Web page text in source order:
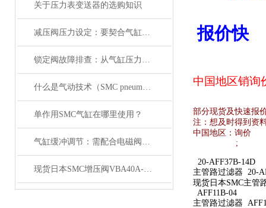
关于压力表变送器的选购知识
减压阀压力设定：要契合气缸负载与电磁阀的工作范围
锁定阀故障排查：从气缸压力变化与电磁阀信号入手
什么是气动技术（SMC pneumatics）
单作用SMC气缸在哪里使用？
气缸缓冲调节：需配合电磁阀的响应速度来调整
现货日本SMC增压阀VBA40A-04GN
报价快
中国地区销询
部分现货及快速报
注：想及时得到资
中国地区： 询价
;
20-AFF37B-14D
主管路过滤器 20-
现货日本SMC主管
AFF11B-04
主管路过滤器